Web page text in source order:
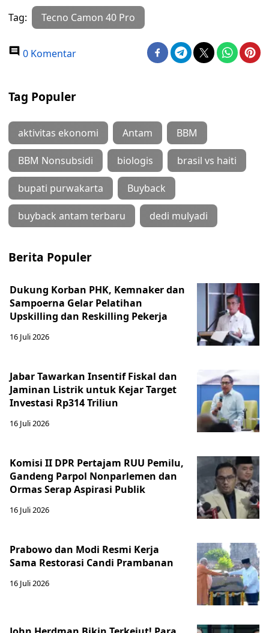
Tag: Tecno Camon 40 Pro
0 Komentar
Tag Populer
aktivitas ekonomi Antam BBM
BBM Nonsubsidi biologis brasil vs haiti
bupati purwakarta Buyback
buyback antam terbaru dedi mulyadi
Berita Populer
Dukung Korban PHK, Kemnaker dan
Sampoerna Gelar Pelatihan
Upskilling dan Reskilling Pekerja
16 Juli 2026
Jabar Tawarkan Insentif Fiskal dan
Jaminan Listrik untuk Kejar Target
Investasi Rp314 Triliun
16 Juli 2026
Komisi II DPR Pertajam RUU Pemilu,
Gandeng Parpol Nonparlemen dan
Ormas Serap Aspirasi Publik
16 Juli 2026
Prabowo dan Modi Resmi Kerja
Sama Restorasi Candi Prambanan
16 Juli 2026